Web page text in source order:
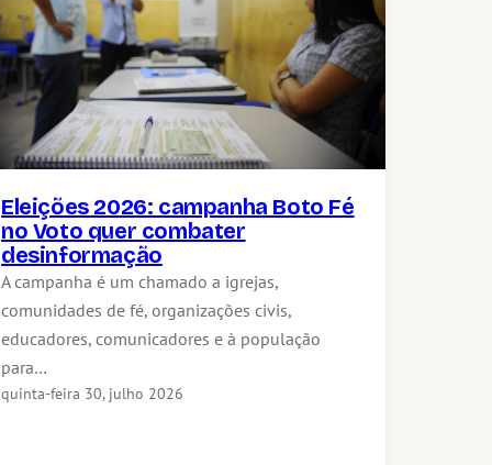
Eleições 2026: campanha Boto Fé
no Voto quer combater
desinformação
A campanha é um chamado a igrejas,
comunidades de fé, organizações civis,
educadores, comunicadores e à população
para…
quinta-feira 30, julho 2026